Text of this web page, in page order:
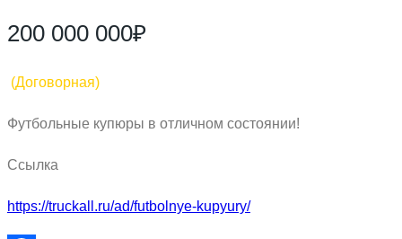
200 000 000₽
(Договорная)
Футбольные купюры в отличном состоянии!
Ссылка
https://truckall.ru/ad/futbolnye-kupyury/